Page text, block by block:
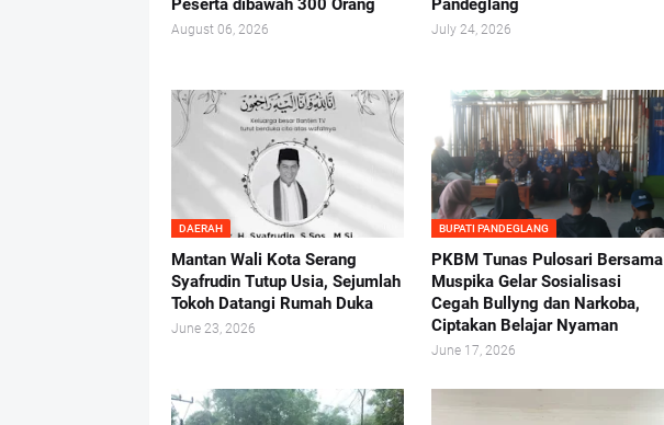
Peserta dibawah 300 Orang
August 06, 2026
Pandeglang
July 24, 2026
DAERAH
Mantan Wali Kota Serang
Syafrudin Tutup Usia, Sejumlah
Tokoh Datangi Rumah Duka
June 23, 2026
BUPATI PANDEGLANG
PKBM Tunas Pulosari Bersama
Muspika Gelar Sosialisasi
Cegah Bullyng dan Narkoba,
Ciptakan Belajar Nyaman
June 17, 2026